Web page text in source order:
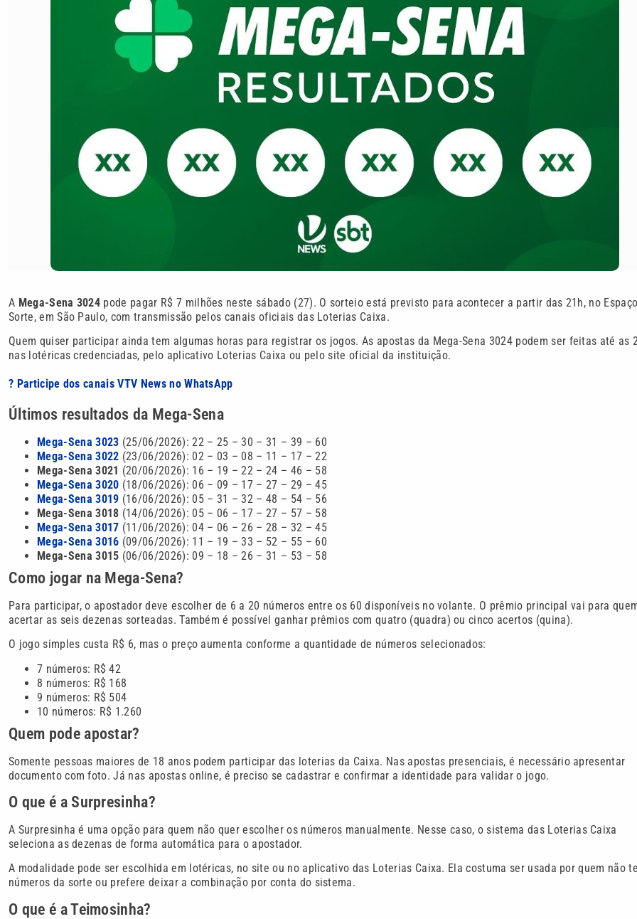
A Mega-Sena 3024 pode pagar R$ 7 milhões neste sábado (27). O sorteio está previsto para acontecer a partir das 21h, no
Sorte, em São Paulo, com transmissão pelos canais oficiais das Loterias Caixa.
Quem quiser participar ainda tem algumas horas para registrar os jogos. As apostas da Mega-Sena 3024 podem ser feitas até as
nas lotéricas credenciadas, pelo aplicativo Loterias Caixa ou pelo site oficial da instituição.
? Participe dos canais VTV News no WhatsApp
Últimos resultados da Mega-Sena
Mega-Sena 3023 (25/06/2026): 22 – 25 – 30 – 31 – 39 – 60
Mega-Sena 3022 (23/06/2026): 02 – 03 – 08 – 11 – 17 – 22
Mega-Sena 3021 (20/06/2026): 16 – 19 – 22 – 24 – 46 – 58
Mega-Sena 3020 (18/06/2026): 06 – 09 – 17 – 27 – 29 – 45
Mega-Sena 3019 (16/06/2026): 05 – 31 – 32 – 48 – 54 – 56
Mega-Sena 3018 (14/06/2026): 05 – 06 – 17 – 27 – 57 – 58
Mega-Sena 3017 (11/06/2026): 04 – 06 – 26 – 28 – 32 – 45
Mega-Sena 3016 (09/06/2026): 11 – 19 – 33 – 52 – 55 – 60
Mega-Sena 3015 (06/06/2026): 09 – 18 – 26 – 31 – 53 – 58
Como jogar na Mega-Sena?
Para participar, o apostador deve escolher de 6 a 20 números entre os 60 disponíveis no volante. O prêmio principal vai para
acertar as seis dezenas sorteadas. Também é possível ganhar prêmios com quatro (quadra) ou cinco acertos (quina).
O jogo simples custa R$ 6, mas o preço aumenta conforme a quantidade de números selecionados:
7 números: R$ 42
8 números: R$ 168
9 números: R$ 504
10 números: R$ 1.260
Quem pode apostar?
Somente pessoas maiores de 18 anos podem participar das loterias da Caixa. Nas apostas presenciais, é necessário apresentar
documento com foto. Já nas apostas online, é preciso se cadastrar e confirmar a identidade para validar o jogo.
O que é a Surpresinha?
A Surpresinha é uma opção para quem não quer escolher os números manualmente. Nesse caso, o sistema das Loterias Caixa
seleciona as dezenas de forma automática para o apostador.
A modalidade pode ser escolhida em lotéricas, no site ou no aplicativo das Loterias Caixa. Ela costuma ser usada por quem não
números da sorte ou prefere deixar a combinação por conta do sistema.
O que é a Teimosinha?